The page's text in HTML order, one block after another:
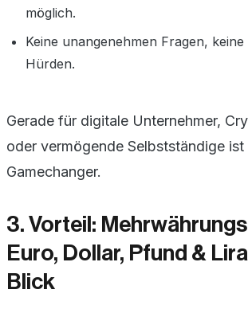
möglich.
Keine unangenehmen Fragen,
Hürden.
Gerade für digitale Unternehmer,
oder vermögende Selbstständige
Gamechanger.
3. Vorteil:
Euro, Dollar, Pfund &
Blick